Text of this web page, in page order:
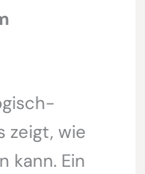
zeigt, wie
kann. Ein